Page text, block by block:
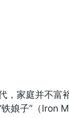
家庭并不富裕
娘子”（Iron